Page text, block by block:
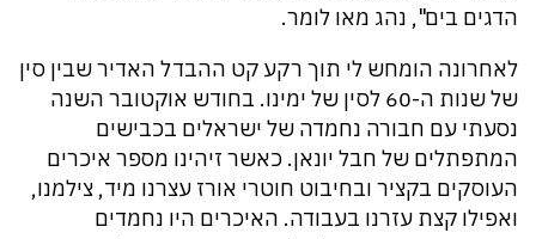
הדגים בים", נהג מאו לומר.
לאחרונה הומחש לי תוך רקע קט ההבדל האדיר שבין סין
של שנות ה-60 לסין של ימינו. בחודש אוקטובר השנה
נסעתי עם חבורה נחמדה של ישראלים בכבישים
המתפתלים של חבל יונאן. כאשר זיהינו מספר איכרים
העוסקים בקציר ובחיבוט חוטרי אורז עצרנו מיד, צילמנו,
ואפילו קצת עזרנו בעבודה. האיכרים היו נחמדים